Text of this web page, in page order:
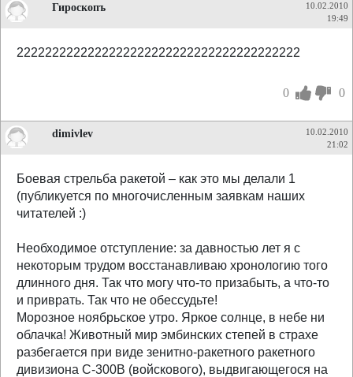
Гироскопъ
10.02.2010
19:49
2222222222222222222222222222222222222222
0 0
dimivlev
10.02.2010
21:02
Боевая стрельба ракетой – как это мы делали 1
(публикуется по многочисленным заявкам наших
читателей :)
Необходимое отступление: за давностью лет я с
некоторым трудом восстанавливаю хронологию того
длинного дня. Так что могу что-то призабыть, а что-то
и приврать. Так что не обессудьте!
Морозное ноябрьское утро. Яркое солнце, в небе ни
облачка! Животный мир эмбинских степей в страхе
разбегается при виде зенитно-ракетного ракетного
дивизиона С-300В (войскового), выдвигающегося на